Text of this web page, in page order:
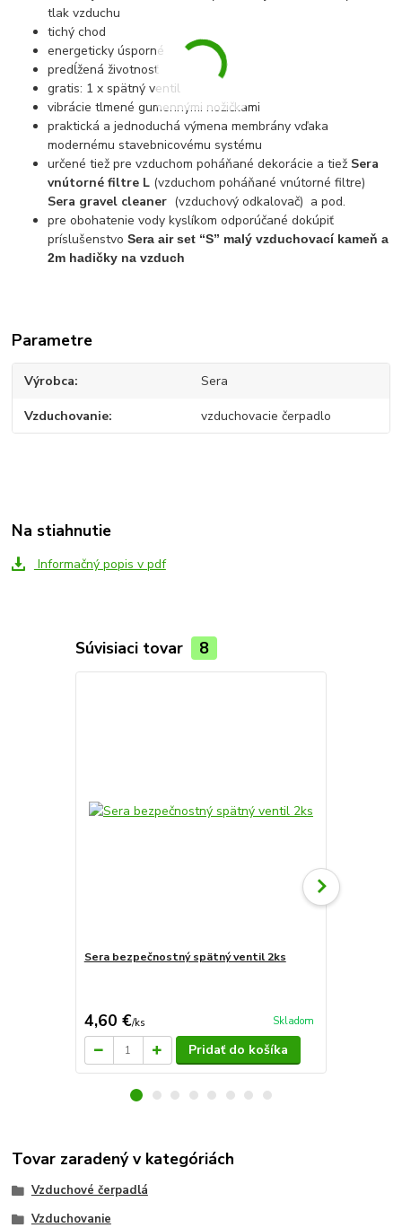
tlak vzduchu
tichý chod
energeticky úsporné
predĺžená životnosť
gratis: 1 x spätný ventil
vibrácie tlmené gumennými nožičkami
praktická a jednoduchá výmena membrány vďaka
modernému stavebnicovému systému
určené tiež pre vzduchom poháňané dekorácie a tiež Sera
vnútorné filtre L (vzduchom poháňané vnútorné filtre)
Sera gravel cleaner (vzduchový odkalovač) a pod.
pre obohatenie vody kyslíkom odporúčané dokúpiť
príslušenstvoSera air set “S” malý vzduchovací kameň a
2m hadičky na vzduch
Parametre
Výrobca Sera
Vzduchovanie vzduchovacie čerpadlo
Na stiahnutie
Informačný popis v pdf
Súvisiaci tovar 8
Sera bezpečnostný spätný ventil 2ks
4,60 €/ks Skladom
Pridať do košíka
Tovar zaradený v kategóriách
Vzduchové čerpadlá
Vzduchovanie